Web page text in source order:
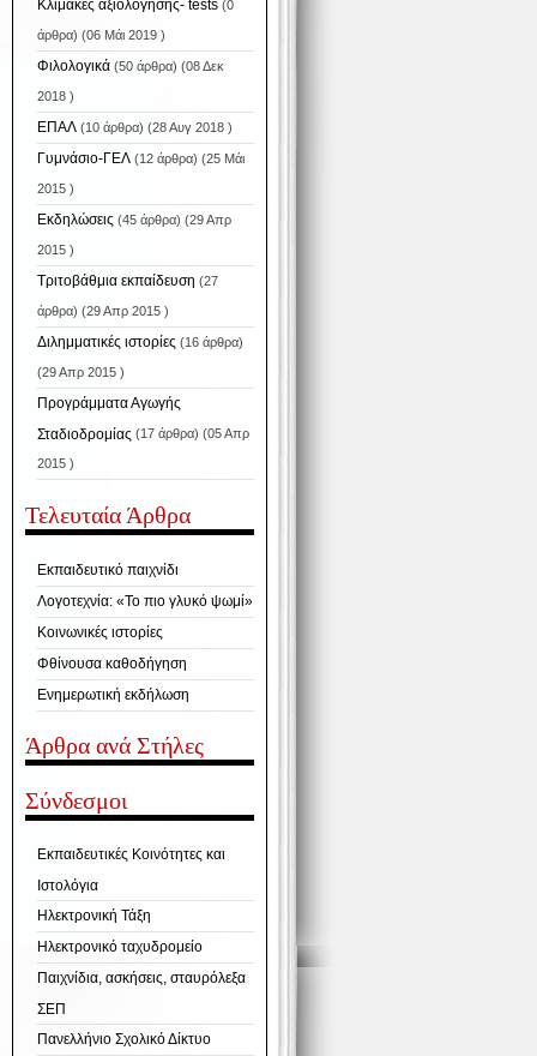
Κλίμακες αξιολόγησης- tests(0
άρθρα) (06 Μάι 2019 )
Φιλολογικά(50 άρθρα) (08 Δεκ
2018 )
ΕΠΑΛ(10 άρθρα) (28 Αυγ 2018 )
Γυμνάσιο-ΓΕΛ(12 άρθρα) (25 Μάι
2015 )
Εκδηλώσεις (45 άρθρα) (29 Απρ
2015 )
Tριτοβάθμια εκπαίδευση (27
άρθρα) (29 Απρ 2015 )
Διλημματικές ιστορίες (16 άρθρα)
(29 Απρ 2015 )
Προγράμματα Αγωγής
Σταδιοδρομίας (17 άρθρα) (05 Απρ
2015 )
Τελευταία Άρθρα
Εκπαιδευτικό παιχνίδι
Λογοτεχνία: «Το πιο γλυκό ψωμί»
Κοινωνικές ιστορίες
Φθίνουσα καθοδήγηση
Ενημερωτική εκδήλωση
Άρθρα ανά Στήλες
Σύνδεσμοι
Εκπαιδευτικές Κοινότητες και
Ιστολόγια
Ηλεκτρονική Τάξη
Ηλεκτρονικό ταχυδρομείο
Παιχνίδια, ασκήσεις, σταυρόλεξα
ΣΕΠ
Πανελλήνιο Σχολικό Δίκτυο